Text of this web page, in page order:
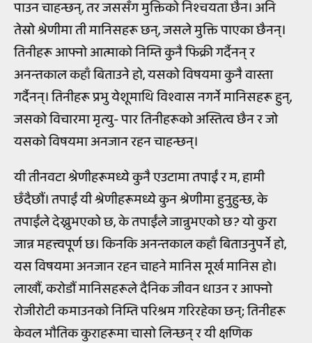
पाउन चाहन्छन्, तर जससँग मुक्तिको निश्चयता छैन। अनि
तेस्रो श्रेणीमा ती मानिसहरू छन्, जसले मुक्ति पाएका छैनन्।
तिनीहरू आफ्नो आत्माको निम्ति कुनै फिक्री गर्दैनन् र
अनन्तकाल कहाँ बिताउने हो, यसको विषयमा कुनै वास्ता
गर्दैनन्। तिनीहरू प्रभु येशूमाथि विश्वास नगर्ने मानिसहरू हुन्,
जसको विचारमा मृत्यु- पार तिनीहरूको अस्तित्व छैन र जो
यसको विषयमा अनजान रहन चाहन्छन्।
यी तीनवटा श्रेणीहरूमध्ये कुनै एउटामा तपाईं र म, हामी
छँदैछौं। तपाईं यी श्रेणीहरूमध्ये कुन श्रेणीमा हुनुहुन्छ, के
तपाईंले देख्नुभएको छ, के तपाईंले जान्नुभएको छ? यो कुरा
जान्न महत्त्वपूर्ण छ। किनकि अनन्तकाल कहाँ बिताउनुपर्ने हो,
यस विषयमा अनजान रहन चाहने मानिस मूर्ख मानिस हो।
लाखौं, करोडौं मानिसहरूले दैनिक जीवन धाउन र आफ्नो
रोजीरोटी कमाउनको निम्ति परिश्रम गरिरहेका छन्; तिनीहरू
केवल भौतिक कुराहरूमा चासो लिन्छन् र यी क्षणिक